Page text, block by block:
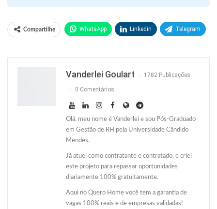
Compartilhe WhatsApp Linkedin Telegram
Vanderlei Goulart 1782 Publicações
0 Comentários
Olá, meu nome é Vanderlei e sou Pós-Graduado
em Gestão de RH pela Universidade Cândido
Mendes.
Já atuei como contratante e contratado, e criei
este projeto para repassar oportunidades
diariamente 100% gratuitamente.
Aqui no Quero Home você tem a garantia de
vagas 100% reais e de empresas validadas!